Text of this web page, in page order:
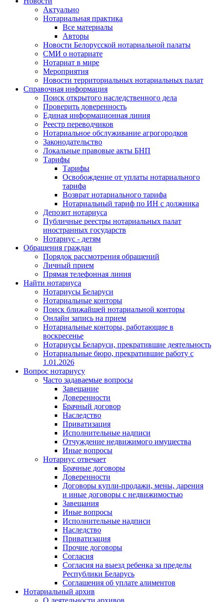
Актуально
Нотариальная практика
Все материалы
Авторы
Новости Белорусской нотариальной палаты
СМИ о нотариате
Нотариат в мире
Мероприятия
Новости территориальных нотариальных палат
Справочная информация
Поиск открытого наследственного дела
Проверить доверенность
Единая информационная линия
Реестр переводчиков
Нотариальное обслуживание агрогородков
Законодательство
Локальные правовые акты БНП
Тарифы
Тарифы
Освобождение от уплаты нотариального
тарифа
Возврат нотариального тарифа
Нотариальный тариф по ИН с должника
Депозит нотариуса
Публичные реестры нотариальных палат
иностранных государств
Нотариус - детям
Обращения граждан
Порядок рассмотрения обращений
Личный прием
Прямая телефонная линия
Найти нотариуса
Нотариусы Беларуси
Нотариальные конторы
Поиск ближайшей нотариальной конторы
Онлайн запись на прием
Нотариальные конторы, работающие в
воскресенье
Нотариусы Беларуси, прекратившие деятельность
Нотариальные бюро, прекратившие работу с
1.01.2026
Вопрос нотариусу
Часто задаваемые вопросы
Завещание
Доверенности
Брачный договор
Наследство
Приватизация
Исполнительные надписи
Отчуждение недвижимого имущества
Иные вопросы
Нотариус отвечает
Брачные договоры
Доверенности
Договоры купли-продажи, мены, дарения
и иные договоры с недвижимостью
Завещания
Иные вопросы
Исполнительные надписи
Наследство
Приватизация
Прочие договоры
Согласия
Согласия на выезд ребенка за пределы
Республики Беларусь
Соглашения об уплате алиментов
Нотариальный архив
О деятельности архивов